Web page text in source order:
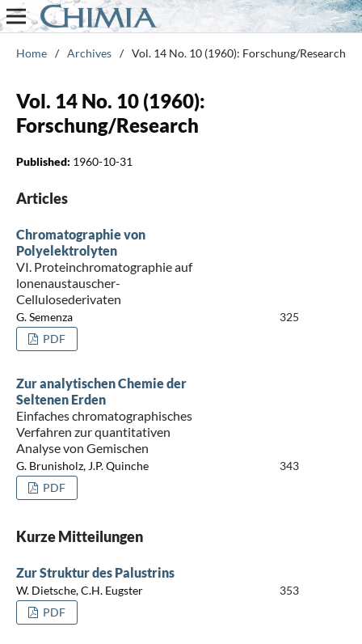
Home / Archives / Vol. 14 No. 10 (1960): Forschung/Research
Vol. 14 No. 10 (1960):
Forschung/Research
Published: 1960-10-31
Articles
Chromatographie von
Polyelektrolyten
VI. Proteinchromatographie auf
lonenaustauscher-
Cellulosederivaten
G. Semenza
325
PDF
Zur analytischen Chemie der
Seltenen Erden
Einfaches chromatographisches
Verfahren zur quantitativen
Analyse von Gemischen
G. Brunisholz, J.P. Quinche
343
PDF
Kurze Mitteilungen
Zur Struktur des Palustrins
W. Dietsche, C.H. Eugster
353
PDF